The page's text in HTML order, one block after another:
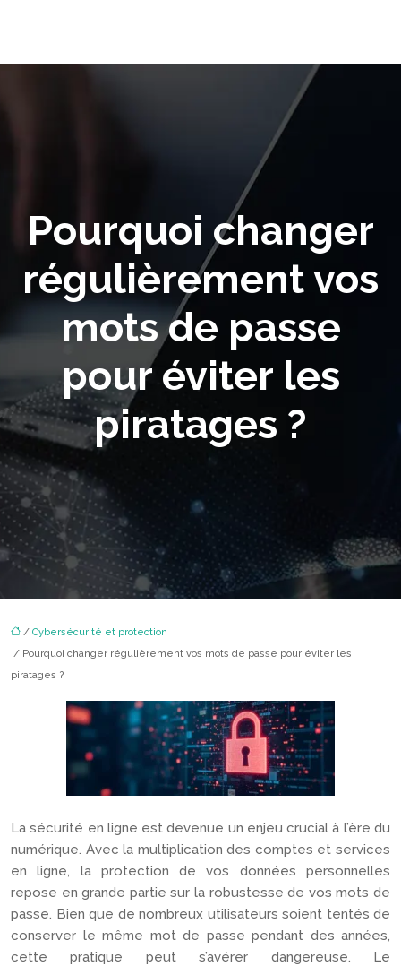
Pourquoi changer
régulièrement vos
mots de passe
pour éviter les
piratages ?
/ Cybersécurité et protection
/ Pourquoi changer régulièrement vos mots de passe pour éviter les
piratages ?
La sécurité en ligne est devenue un enjeu crucial à l’ère du
numérique. Avec la multiplication des comptes et services
en ligne, la protection de vos données personnelles
repose en grande partie sur la robustesse de vos mots de
passe. Bien que de nombreux utilisateurs soient tentés de
conserver le même mot de passe pendant des années,
cette pratique peut s’avérer dangereuse. Le